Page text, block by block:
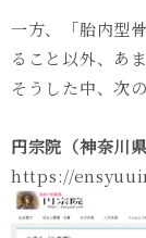
一方、「胎内型
ること以外、あ
そうした中、次
円宗院（神奈川
https://